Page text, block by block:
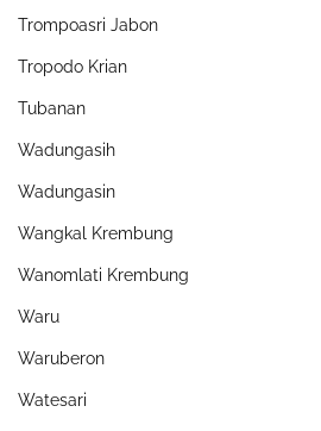
Trompoasri Jabon
Tropodo Krian
Tubanan
Wadungasih
Wadungasin
Wangkal Krembung
Wanomlati Krembung
Waru
Waruberon
Watesari